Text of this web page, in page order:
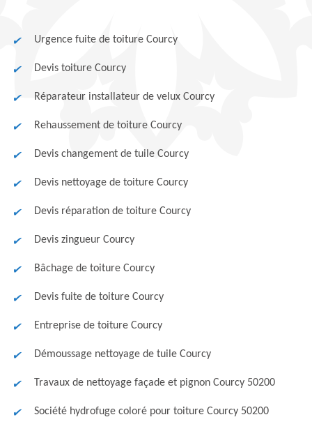
Urgence fuite de toiture Courcy
Devis toiture Courcy
Réparateur installateur de velux Courcy
Rehaussement de toiture Courcy
Devis changement de tuile Courcy
Devis nettoyage de toiture Courcy
Devis réparation de toiture Courcy
Devis zingueur Courcy
Bâchage de toiture Courcy
Devis fuite de toiture Courcy
Entreprise de toiture Courcy
Démoussage nettoyage de tuile Courcy
Travaux de nettoyage façade et pignon Courcy 50200
Société hydrofuge coloré pour toiture Courcy 50200